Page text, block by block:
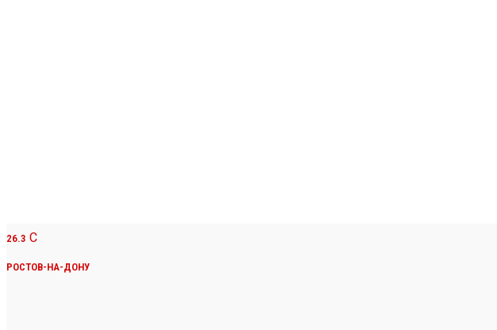
26.3 C
РОСТОВ-НА-ДОНУ